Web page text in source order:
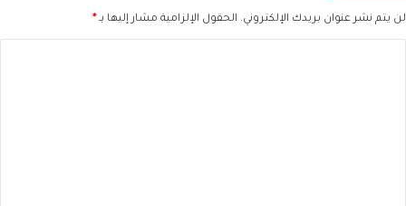
لن يتم نشر عنوان بريدك الإلكتروني. الحقول الإلزامية مشار إليها بـ*